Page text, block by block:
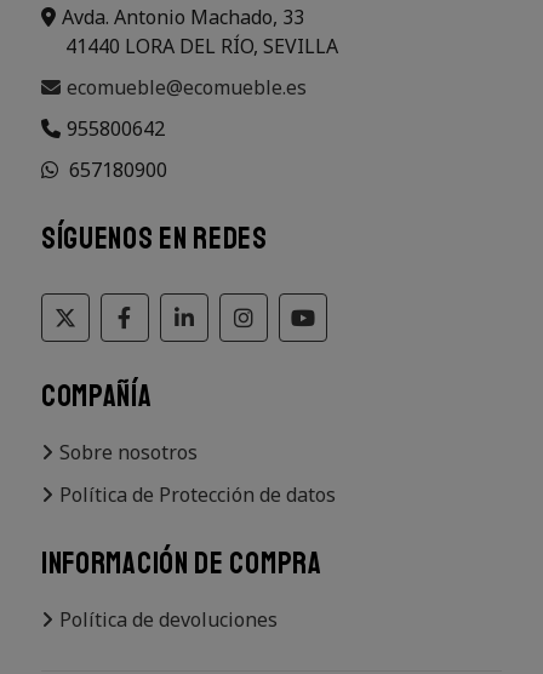
Avda. Antonio Machado, 33
41440 LORA DEL RÍO, SEVILLA
ecomueble@ecomueble.es
955800642
657180900
SÍGUENOS EN REDES
COMPAÑÍA
Sobre nosotros
Política de Protección de datos
INFORMACIÓN DE COMPRA
Política de devoluciones